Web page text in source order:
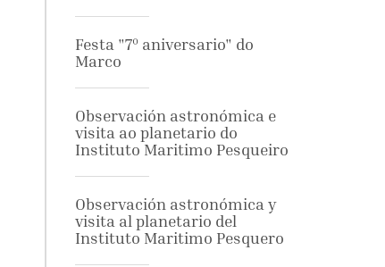
Festa "7º aniversario" do
Marco
Observación astronómica e
visita ao planetario do
Instituto Maritimo Pesqueiro
Observación astronómica y
visita al planetario del
Instituto Maritimo Pesquero